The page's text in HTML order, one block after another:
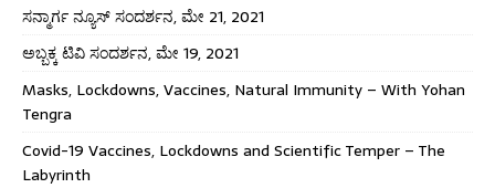
ಸನ್ಮಾರ್ಗ ನ್ಯೂಸ್ ಸಂದರ್ಶನ, ಮೇ 21, 2021
ಅಬ್ಬಕ್ಕ ಟಿವಿ ಸಂದರ್ಶನ, ಮೇ 19, 2021
Masks, Lockdowns, Vaccines, Natural Immunity – With Yohan
Tengra
Covid-19 Vaccines, Lockdowns and Scientific Temper – The
Labyrinth